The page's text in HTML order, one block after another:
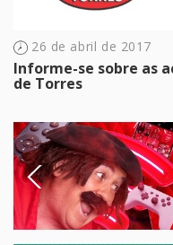
26 de abril de 2017
Informe-se sobre as
de Torres
Previous